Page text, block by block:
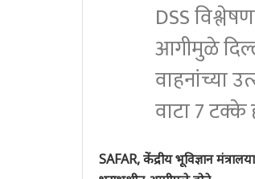
DSS
आगीमुळे
वाहनांच्या
वाटा 7 टक्के
SAFAR, केंद्रीय भूविज्ञान